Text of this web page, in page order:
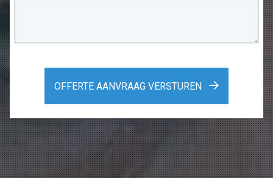
OFFERTE AANVRAAG VERSTUREN